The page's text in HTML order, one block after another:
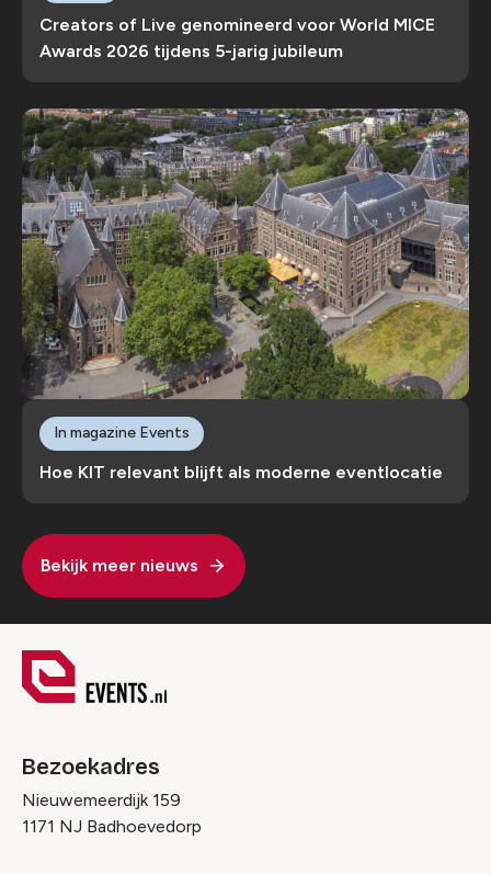
Creators of Live genomineerd voor World MICE
Awards 2026 tijdens 5-jarig jubileum
Hoe KIT relevant blijft als moderne eventlocatie
In magazine Events
Bekijk meer nieuws
Bezoekadres
Nieuwemeerdijk 159
1171 NJ Badhoevedorp